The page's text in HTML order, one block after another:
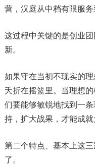
营，汉庭从中档有限服务
这过程中关键的是创业
新。
如果守在当初不现实的
夭折在摇篮里。当理想
们要能够敏锐地找到一
持，扩大战果，才能成就
第二个特点、基本上这
了。